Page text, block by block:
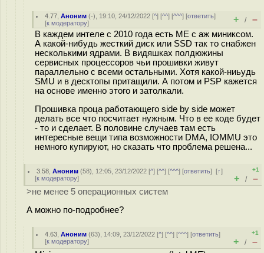
4.77 ,Аноним (-), 19:10, 24/12/2022 [^] [^^] [^^^] [ответить]
[к модератору] + / –
В каждем интеле с 2010 года есть ME с аж миниксом.
А какой-нибудь жесткий диск или SSD так то снабжен
несколькими ядрами. В видяшках полдюжины
сервисных процессоров чьи прошивки живут
параллельно с всеми остальными. Хотя какой-ниьудь
SMU и в десктопы притащили. А потом и PSP кажется
на основе именно этого и затолкали.
Прошивка проца работающего side by side может
делать все что посчитает нужным. Что в ее коде будет
- то и сделает. В половине случаев там есть
интересные вещи типа возможности DMA, IOMMU это
немного купируют, но сказать что проблема решена...
3.58 ,Аноним (58), 12:05, 23/12/2022 [^] [^^] [^^^] [ответить][↑]
[к модератору]
+1
+ / –
>не менее 5 операционных систем
А можно по-подробнее?
4.63 ,Аноним (63), 14:09, 23/12/2022 [^] [^^] [^^^] [ответить]
[к модератору]
+1
+ / –